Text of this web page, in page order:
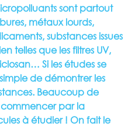
sont partout
métaux lourds,
substances issues
telles que les filtres UV,
Si les études se
de démontrer les
Beaucoup de
par la
à étudier ! On fait le